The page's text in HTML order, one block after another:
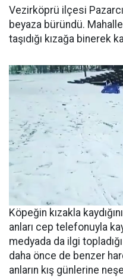
Vezirköprü ilçesi
beyaza büründü.
taşıdığı kızağa binerek
Köpeğin kızakla
anları cep telefonuyla
medyada da ilgi
daha önce de benzer
anların kış günlerine